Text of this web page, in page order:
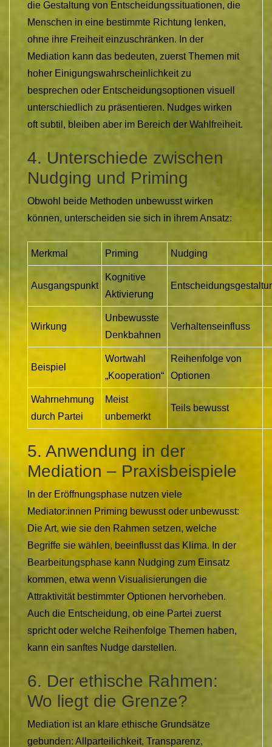
die Gestaltung von Entscheidungssituationen, die
Menschen in eine bestimmte Richtung lenken,
ohne ihre Freiheit einzuschränken. In der
Mediation kann das bedeuten, zuerst Themen mit
hoher Einigungswahrscheinlichkeit zu
besprechen oder Entscheidungsoptionen visuell
unterschiedlich zu präsentieren. Nudges wirken
oft subtil, bleiben aber im Bereich der Wahlfreiheit.
4. Unterschiede zwischen
Nudging und Priming
Obwohl beide Methoden unbewusst wirken
können, unterscheiden sie sich in ihrem Ansatz:
Merkmal Priming Nudging
Ausgangspunkt
Kognitive
Aktivierung
Wirkung
Unbewusste
Denkbahnen
Verhaltenseinfluss
Beispiel
Wortwahl
„Kooperation“
Reihenfolge von
Optionen
Wahrnehmung
durch Partei
Meist
unbemerkt
Teils bewusst
5. Anwendung in der
Mediation – Praxisbeispiele
In der Eröffnungsphase nutzen viele
Mediator:innen Priming bewusst oder unbewusst:
Die Art, wie sie den Rahmen setzen, welche
Begriffe sie wählen, beeinflusst das Klima. In der
Bearbeitungsphase kann Nudging zum Einsatz
kommen, etwa wenn Visualisierungen die
Attraktivität bestimmter Optionen hervorheben.
Auch die Entscheidung, ob eine Partei zuerst
spricht oder welche Reihenfolge Themen haben,
kann ein sanftes Nudge darstellen.
6. Der ethische Rahmen:
Wo liegt die Grenze?
Mediation ist an klare ethische Grundsätze
gebunden: Allparteilichkeit, Transparenz,